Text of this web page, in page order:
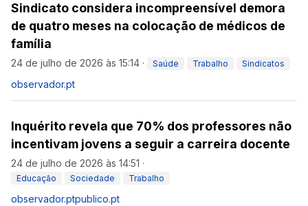
Sindicato considera incompreensível demora
de quatro meses na colocação de médicos de
família
24 de julho de 2026 às 15:14 · Saúde Trabalho Sindicatos
observador.pt
Inquérito revela que 70% dos professores não
incentivam jovens a seguir a carreira docente
24 de julho de 2026 às 14:51 ·
Educação Sociedade Trabalho
observador.ptpublico.pt